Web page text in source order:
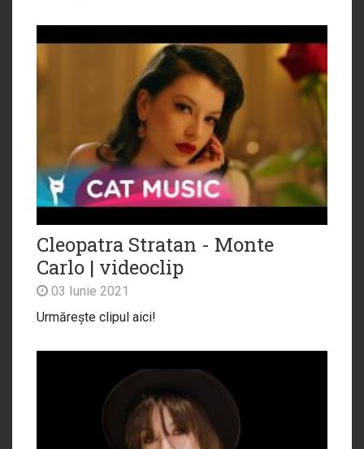
Cleopatra Stratan - Monte
Carlo | videoclip
03 Iunie 2021
Urmărește clipul aici!